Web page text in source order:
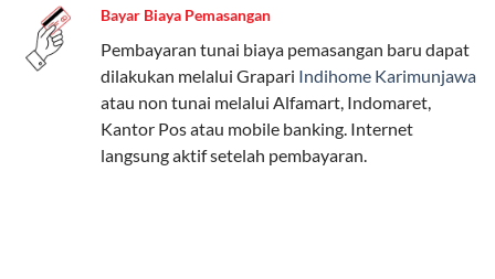
Paket Telkomsel One dengan Kuota Keluarga
Salah satu fitur unggulan Telkomsel One adalah Paket
Kuota Keluarga. Dengan kuota hingga 30 GB, Anda
bisa membagikan internet kepada anggota keluarga
atau teman tanpa perlu khawatir kehabisan kuota.
Bayar Biaya Pemasangan
Pembayaran tunai biaya pemasangan baru dapat
dilakukan melalui Grapari Indihome Karimunjawa
atau non tunai melalui Alfamart, Indomaret,
Kantor Pos atau mobile banking. Internet
langsung aktif setelah pembayaran.